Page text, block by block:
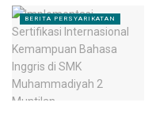
BERITA PERSYARIKATAN